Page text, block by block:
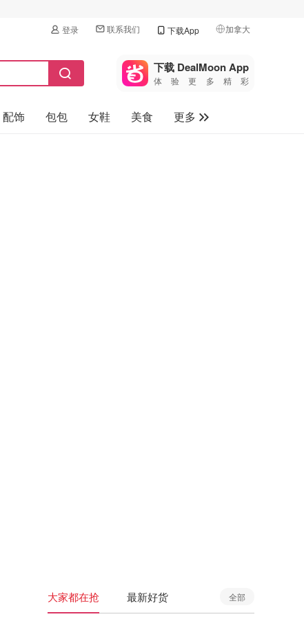
登录 联系我们 下载App 加拿大
🇺🇸
美国
🇨🇳中国
🇨🇦加拿大
下载 DealMoon App
体验更多精彩
配饰 包包 女鞋 美食
更多
大家都在抢 最新好货 全部